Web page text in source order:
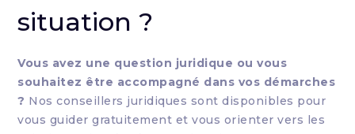
situation ?
Vous avez une question juridique ou vous
souhaitez être accompagné dans vos démarches
? Nos conseillers juridiques sont disponibles pour
vous guider gratuitement et vous orienter vers les